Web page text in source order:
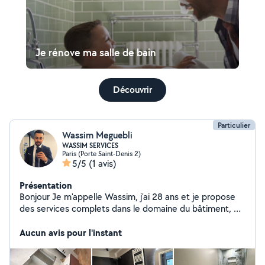
Je rénove ma salle de bain
Découvrir
Particulier
Wassim Meguebli
WASSIM SERVICES
Paris (Porte Saint-Denis 2)
5/5 (1 avis)
Présentation
Bonjour Je m'appelle Wassim, j'ai 28 ans et je propose
des services complets dans le domaine du bâtiment, de
Technicien Supérieur en Maintenance, Plomberie et
dans différents corps de métier du bâtiment, ce qui me
Aucun avis pour l'instant